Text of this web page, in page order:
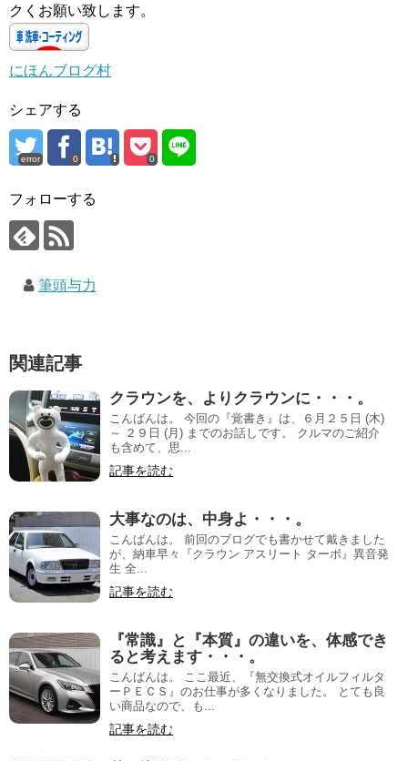
クくお願い致します。
にほんブログ村
シェアする
error 0 0
フォローする
筆頭与力
関連記事
クラウンを、よりクラウンに・・・。
こんばんは。 今回の『覚書き』は、６月２５日 (木)
～ ２９日 (月) までのお話しです。 クルマのご紹介
も含めて、思...
記事を読む
大事なのは、中身よ・・・。
こんばんは。 前回のブログでも書かせて戴きました
が、納車早々『クラウン アスリート ターボ』異音発
生 全...
記事を読む
『常識』と『本質』の違いを、体感でき
ると考えます・・・。
こんばんは。 ここ最近、『無交換式オイルフィルタ
ーＰＥＣＳ』のお仕事が多くなりました。 とても良
い商品なので、も...
記事を読む